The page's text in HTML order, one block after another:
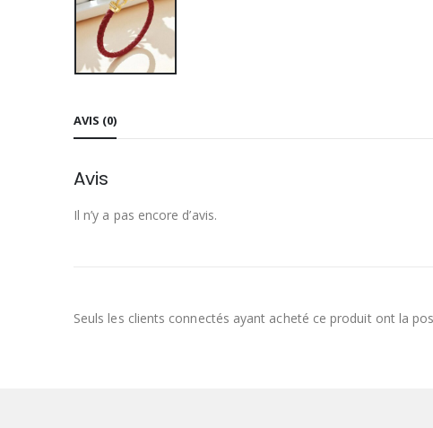
AVIS (0)
Avis
Il n’y a pas encore d’avis.
Seuls les clients connectés ayant acheté ce produit ont la